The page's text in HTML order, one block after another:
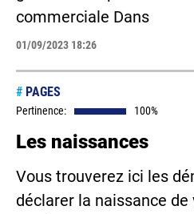
commerciale Dans
01/09/2023 18:26
# PAGES
Pertinence: 100%
Les naissances
Vous trouverez ici les
déclarer la naissance